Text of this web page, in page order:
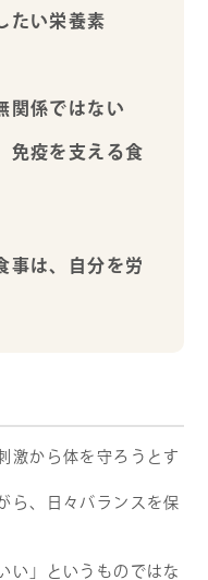
たい栄養素
関係ではない
免疫を支える食
事は、自分を労
激から体を守ろうとす
ら、日々バランスを保
い」というものではな